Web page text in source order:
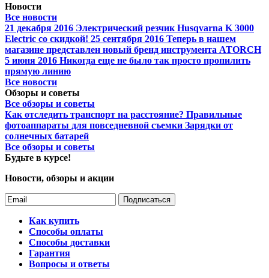
Новости
Все новости
21 декабря 2016 Электрический резчик Husqvarna K 3000
Electric со скидкой! 25 сентября 2016 Теперь в нашем
магазине представлен новый бренд инструмента ATORCH
5 июня 2016 Никогда еще не было так просто пропилить
прямую линию
Все новости
Обзоры и советы
Все обзоры и советы
Как отследить транспорт на расстояние? Правильные
фотоаппараты для повседневной съемки Зарядки от
солнечных батарей
Все обзоры и советы
Будьте в курсе!
Новости, обзоры и акции
Подписаться
Как купить
Способы оплаты
Способы доставки
Гарантия
Вопросы и ответы